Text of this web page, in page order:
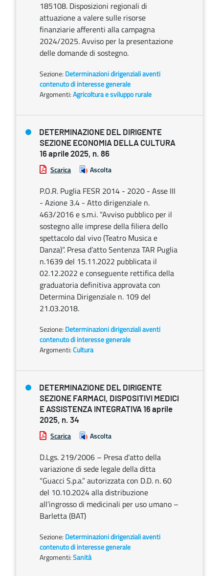
185108. Disposizioni regionali di
attuazione a valere sulle risorse
finanziarie afferenti alla campagna
2024/2025. Avviso per la presentazione
delle domande di sostegno.
Sezione: Determinazioni dirigenziali aventi
contenuto di interesse generale
Argomenti:Agricoltura e sviluppo rurale
DETERMINAZIONE DEL DIRIGENTE
SEZIONE ECONOMIA DELLA CULTURA
16 aprile 2025, n. 86
Scarica Ascolta
P.O.R. Puglia FESR 2014 - 2020 - Asse III
- Azione 3.4 - Atto dirigenziale n.
463/2016 e s.m.i. “Avviso pubblico per il
sostegno alle imprese della filiera dello
spettacolo dal vivo (Teatro Musica e
Danza)”. Presa d’atto Sentenza TAR Puglia
n.1639 del 15.11.2022 pubblicata il
02.12.2022 e conseguente rettifica della
graduatoria definitiva approvata con
Determina Dirigenziale n. 109 del
21.03.2018.
Sezione: Determinazioni dirigenziali aventi
contenuto di interesse generale
Argomenti:Cultura
DETERMINAZIONE DEL DIRIGENTE
SEZIONE FARMACI, DISPOSITIVI MEDICI
E ASSISTENZA INTEGRATIVA 16 aprile
2025, n. 34
Scarica Ascolta
D.Lgs. 219/2006 – Presa d’atto della
variazione di sede legale della ditta
“Guacci S.p.a.” autorizzata con D.D. n. 60
del 10.10.2024 alla distribuzione
all’ingrosso di medicinali per uso umano –
Barletta (BAT)
Sezione: Determinazioni dirigenziali aventi
contenuto di interesse generale
Argomenti:Sanità